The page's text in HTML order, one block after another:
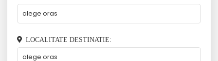
LOCALITATE DESTINATIE: